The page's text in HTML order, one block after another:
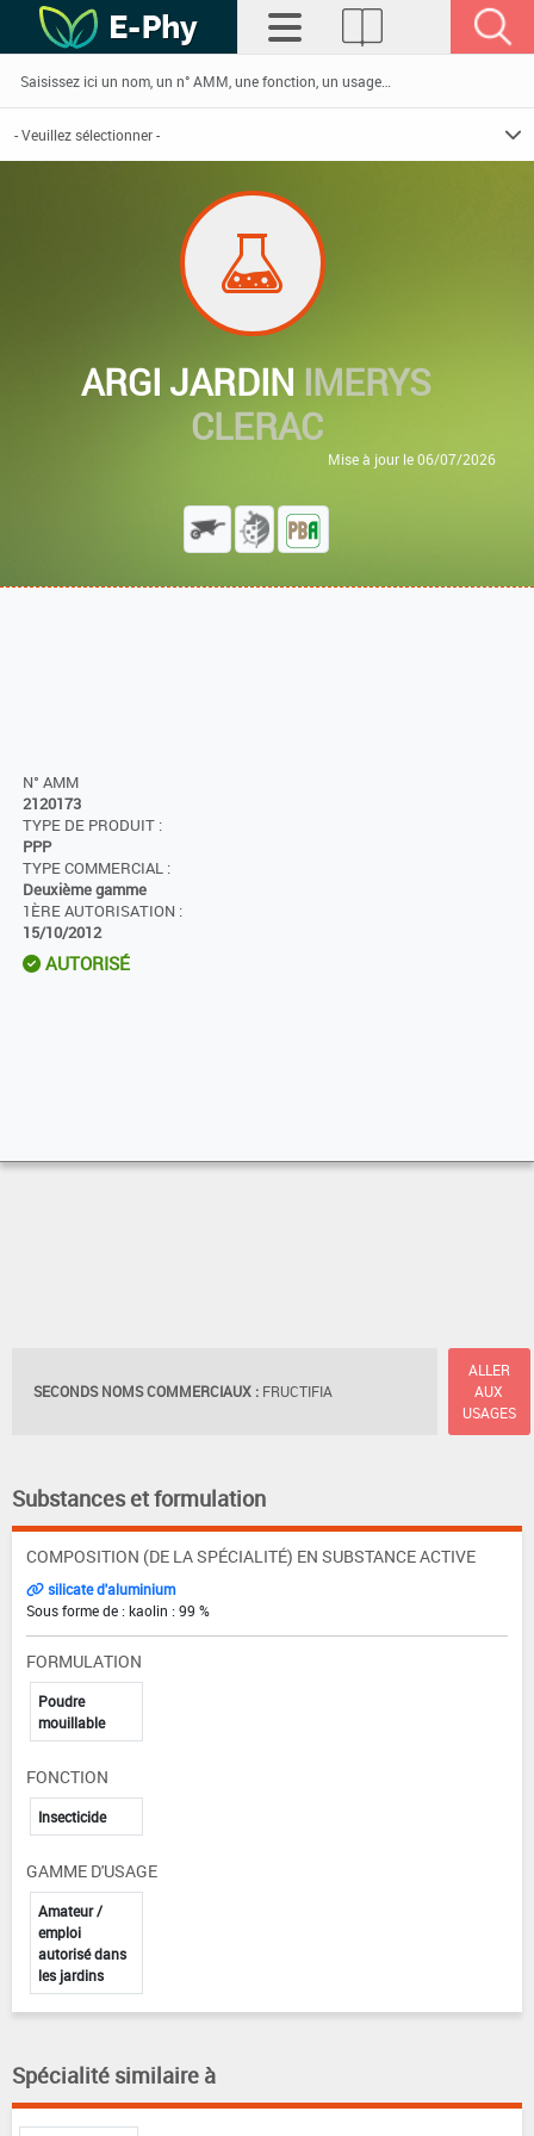
ARGI JARDIN IMERYS
CLERAC
Mise à jour le 06/07/2026
N° AMM
2120173
TYPE DE PRODUIT :
PPP
TYPE COMMERCIAL :
Deuxième gamme
1ÈRE AUTORISATION :
15/10/2012
AUTORISÉ
SECONDS NOMS COMMERCIAUX : FRUCTIFIA
ALLER
AUX
USAGES
Substances et formulation
COMPOSITION (DE LA SPÉCIALITÉ) EN SUBSTANCE ACTIVE
silicate d'aluminium
Sous forme de : kaolin : 99 %
FORMULATION
Poudre
mouillable
FONCTION
Insecticide
GAMME D'USAGE
Amateur /
emploi
autorisé dans
les jardins
Spécialité similaire à